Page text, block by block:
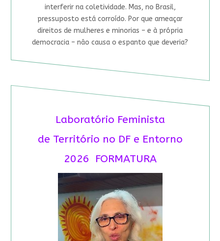
interferir na coletividade. Mas, no Brasil,
pressuposto está corroído. Por que ameaçar
direitos de mulheres e minorias – e à própria
democracia – não causa o espanto que deveria?
Laboratório Feminista
de Território no DF e Entorno
2026 FORMATURA